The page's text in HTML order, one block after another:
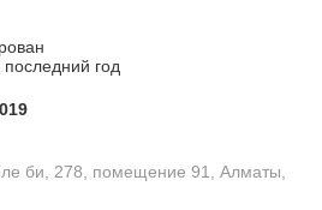
год
би, 278, помещение 91, Алматы,